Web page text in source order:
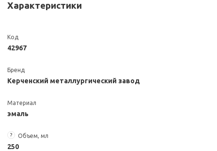
Характеристики
Код
42967
Бренд
Керченский металлургический завод
Материал
эмаль
? Объем, мл
250